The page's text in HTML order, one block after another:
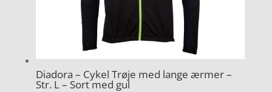
Diadora – Cykel Trøje med lange ærmer –
Str. L – Sort med gul